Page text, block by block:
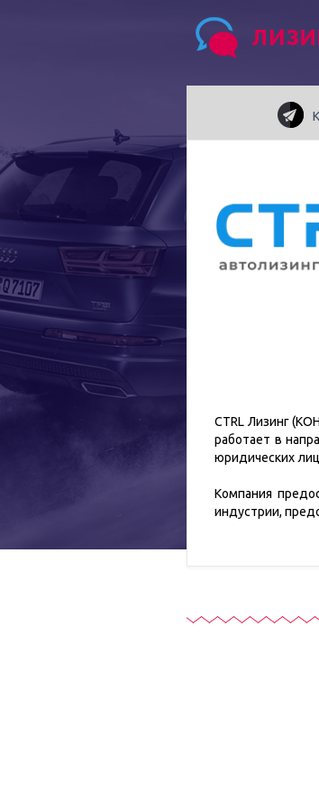
CTRL Лизинг
работает в
юридических
Компания
индустрии,